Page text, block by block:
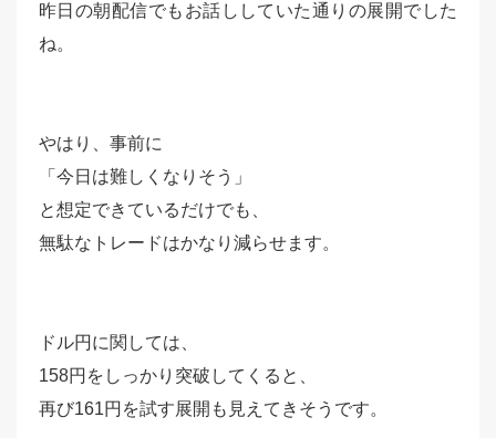
昨日の朝配信でもお話ししていた通りの展開でした
ね。
やはり、事前に
「今日は難しくなりそう」
と想定できているだけでも、
無駄なトレードはかなり減らせます。
ドル円に関しては、
158円をしっかり突破してくると、
再び161円を試す展開も見えてきそうです。